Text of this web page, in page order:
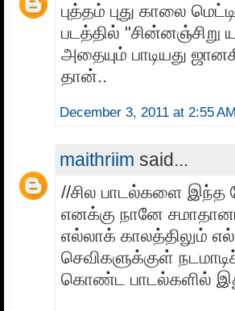
புத்தம் புது காலை
படத்தில்
அதையும் பாடியது
தான்..
December 3, 2011 at 2:55 AM
maithriim said...
//சில பாடல்களை இந்த
எனக்கு நானே
எல்லாக் காலத்திலும்
செவிகளுக்குள்
கொண்ட பாடல்களில்